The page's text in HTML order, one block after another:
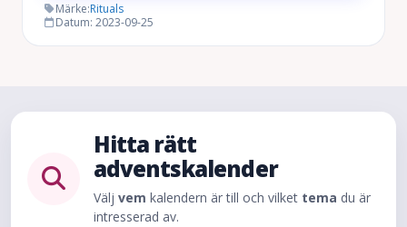
Märke:Rituals
Datum: 2023-09-25
Hitta rätt
adventskalender
Välj vem kalendern är till och vilket tema du är
intresserad av.